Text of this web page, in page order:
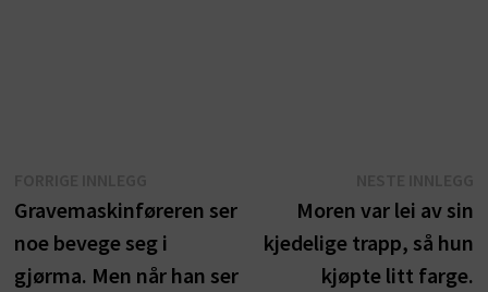
innlegg:
Gravemaskinføreren ser
noe bevege seg i
gjørma. Men når han ser
Moren var lei av sin
kjedelige trapp, så hun
kjøpte litt farge.